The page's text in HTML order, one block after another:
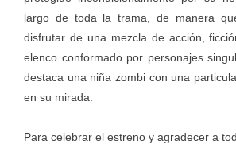
largo de toda la trama, de manera
disfrutar de una mezcla de acción,
elenco conformado por personajes
destaca una niña zombi con una
en su mirada.
Para celebrar el estreno y agradecer a